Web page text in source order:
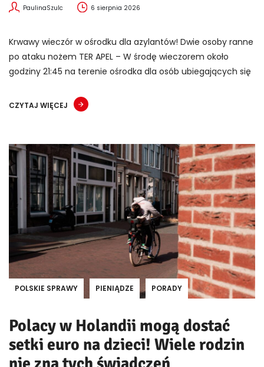
PaulinaSzulc 6 sierpnia 2026
Krwawy wieczór w ośrodku dla azylantów! Dwie osoby ranne
po ataku nożem TER APEL – W środę wieczorem około
godziny 21:45 na terenie ośrodka dla osób ubiegających się
CZYTAJ WIĘCEJ
POLSKIE SPRAWY PIENIĄDZE PORADY
Polacy w Holandii mogą dostać
setki euro na dzieci! Wiele rodzin